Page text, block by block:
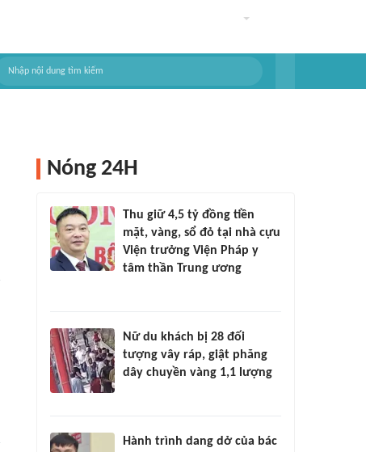
Nóng 24H
Thu giữ 4,5 tỷ đồng tiền
mặt, vàng, sổ đỏ tại nhà cựu
Viện trưởng Viện Pháp y
tâm thần Trung ương
Nữ du khách bị 28 đối
tượng vây ráp, giật phăng
dây chuyền vàng 1,1 lượng
Hành trình dang dở của bác